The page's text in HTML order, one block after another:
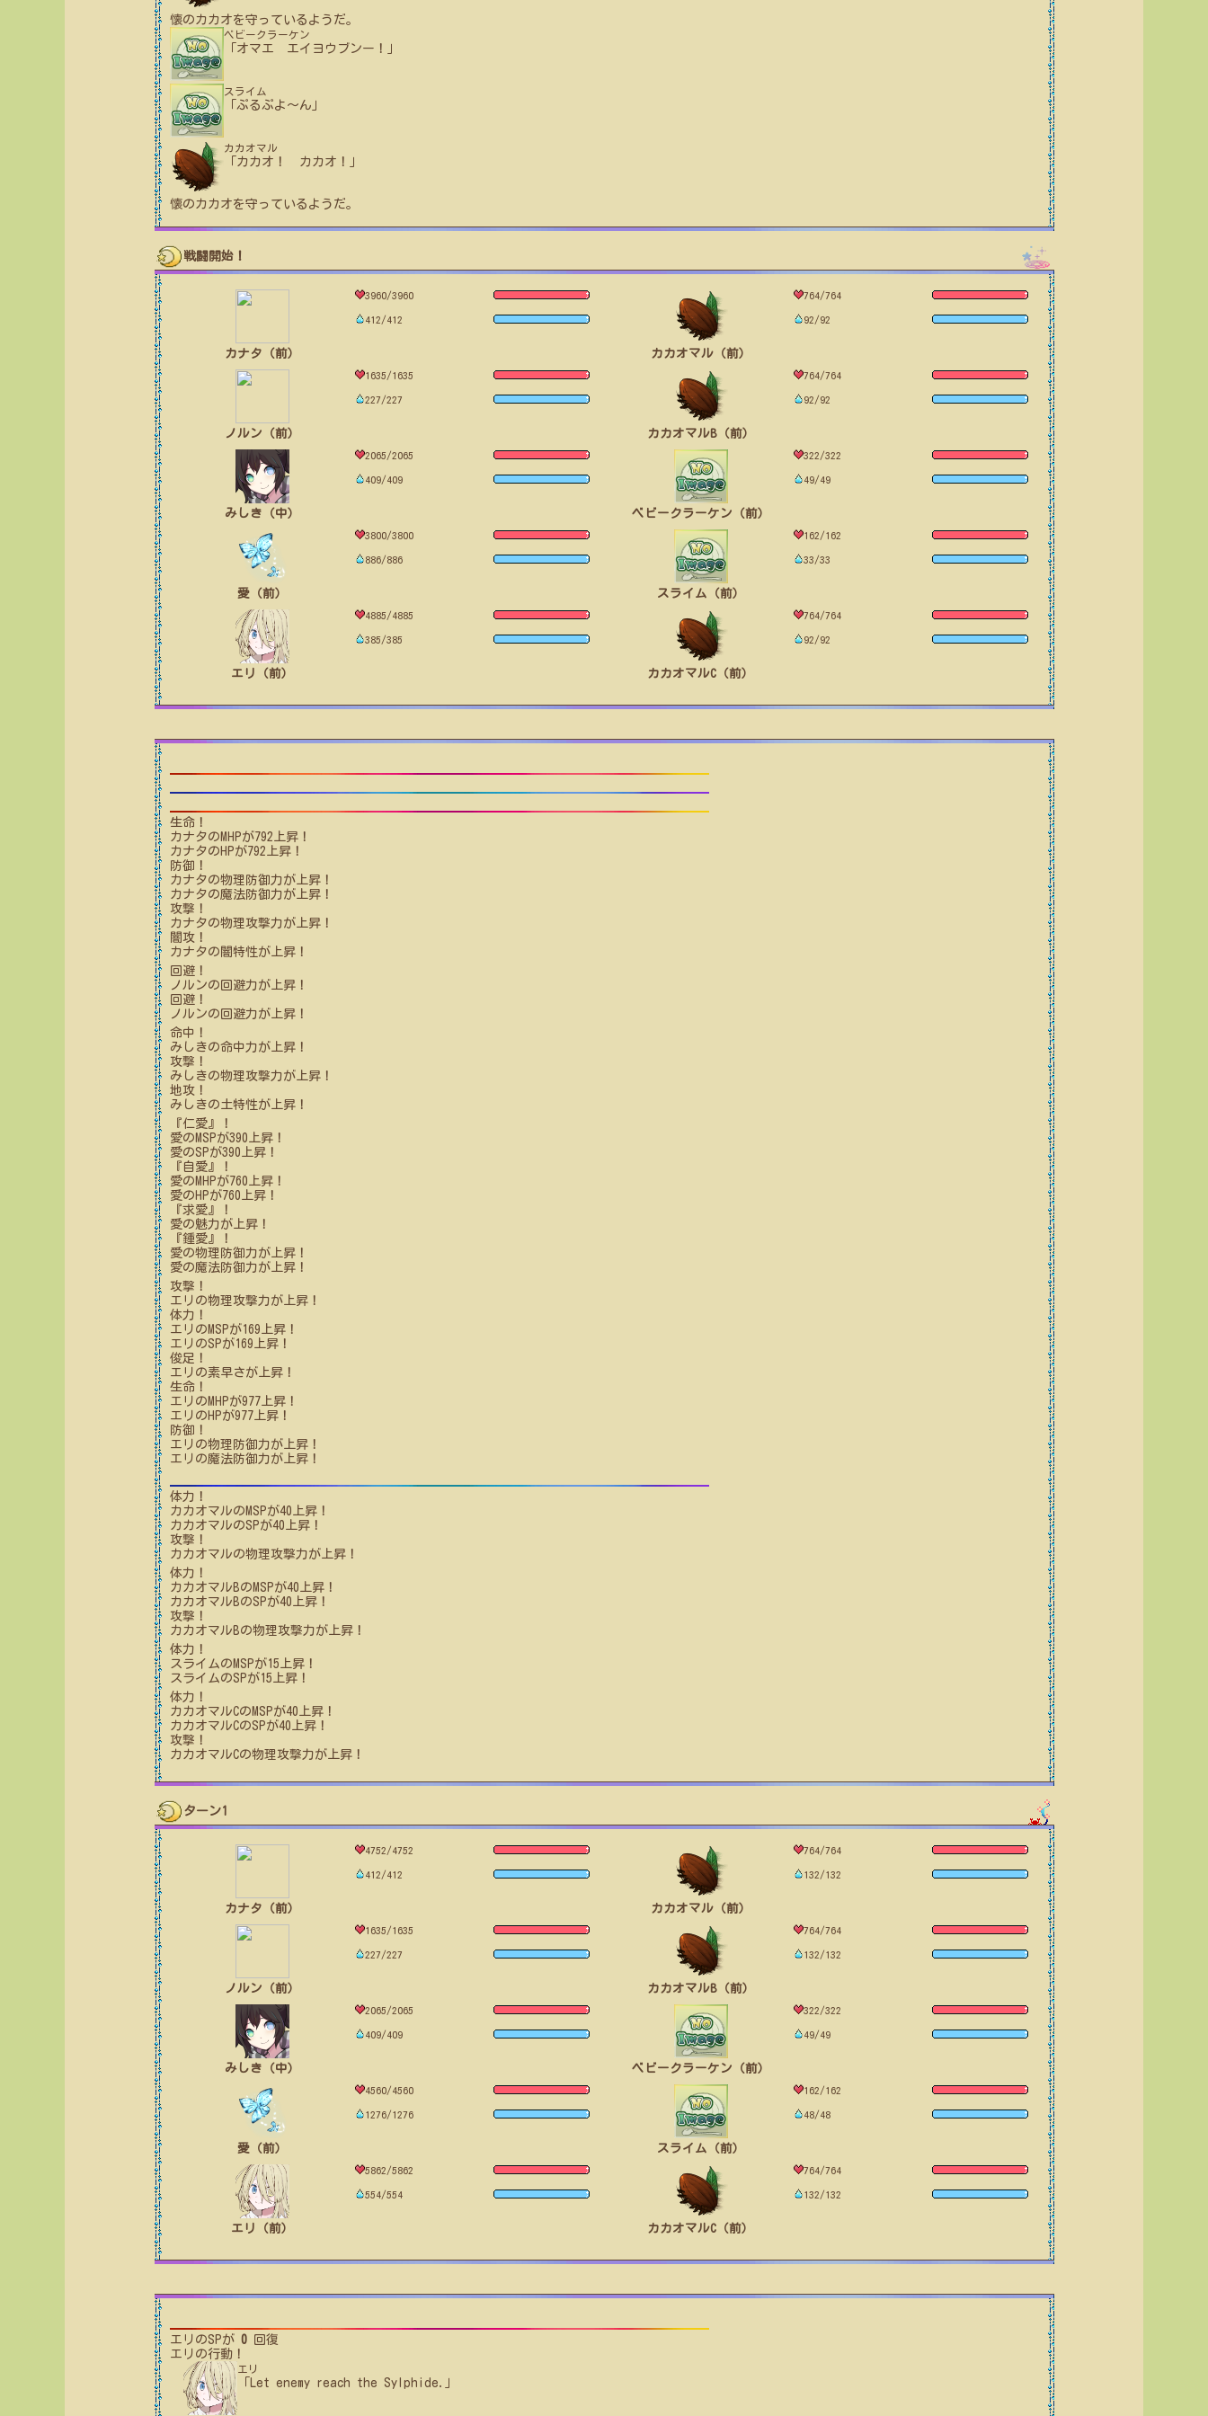
懐のカカオを守っているようだ。
ベビークラーケン
「オマエ エイヨウブンー！」
スライム
「ぷるぷよ〜ん」
カカオマル
「カカオ！ カカオ！」
懐のカカオを守っているようだ。
戦闘開始！
カナタ（前）
3960/3960
412/412
ノルン（前）
1635/1635
227/227
みしき（中）
2065/2065
409/409
愛（前）
3800/3800
886/886
エリ（前）
4885/4885
385/385
カカオマル（前）
764/764
92/92
カカオマルB（前）
764/764
92/92
ベビークラーケン（前）
322/322
49/49
スライム（前）
162/162
33/33
カカオマルC（前）
764/764
92/92
生命！
カナタのMHPが792 上昇！
カナタのHPが792 上昇！
防御！
カナタの物理防御力が上昇！
カナタの魔法防御力が上昇！
攻撃！
カナタの物理攻撃力が上昇！
闇攻！
カナタの闇特性が上昇！
回避！
ノルンの回避力が上昇！
回避！
ノルンの回避力が上昇！
命中！
みしきの命中力が上昇！
攻撃！
みしきの物理攻撃力が上昇！
地攻！
みしきの土特性が上昇！
『仁愛』！
愛のMSPが390 上昇！
愛のSPが390 上昇！
『自愛』！
愛のMHPが760 上昇！
愛のHPが760 上昇！
『求愛』！
愛の魅力が上昇！
『鍾愛』！
愛の物理防御力が上昇！
愛の魔法防御力が上昇！
攻撃！
エリ の物理攻撃力が上昇！
体力！
エリ のMSPが169 上昇！
エリ のSPが169 上昇！
俊足！
エリ の素早さが上昇！
生命！
エリ のMHPが977上昇！
エリ のHPが977上昇！
防御！
エリ の物理防御力が上昇！
エリ の魔法防御力が上昇！
体力！
カカオマルのMSPが40 上昇！
カカオマルのSPが40 上昇！
攻撃！
カカオマルの物理攻撃力が上昇！
体力！
カカオマルBのMSPが40 上昇！
カカオマルBのSPが40 上昇！
攻撃！
カカオマルBの物理攻撃力が上昇！
体力！
スライムのMSPが15 上昇！
スライムのSPが15 上昇！
体力！
カカオマルCのMSPが40 上昇！
カカオマルCのSPが40 上昇！
攻撃！
カカオマルCの物理攻撃力が上昇！
ターン1
カナタ（前）
4752/4752
412/412
ノルン（前）
1635/1635
227/227
みしき（中）
2065/2065
409/409
愛（前）
4560/4560
1276/1276
エリ（前）
5862/5862
554/554
カカオマル（前）
764/764
132/132
カカオマルB（前）
764/764
132/132
ベビークラーケン（前）
322/322
49/49
スライム（前）
162/162
48/48
カカオマルC（前）
764/764
132/132
エリ のSPが 0回復
エリ の行動！
エリ
「Let enemy reach the Sylphide.」